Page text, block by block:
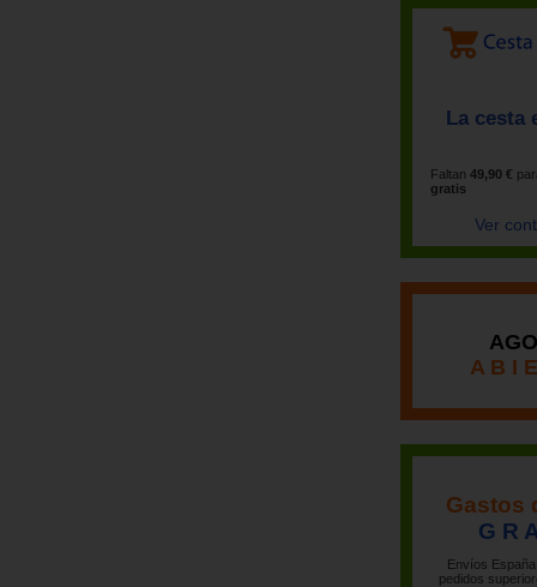
La cesta
Faltan 49,90 €
gratis
Ver
A B I
Gastos
G R
Envíos
pedidos